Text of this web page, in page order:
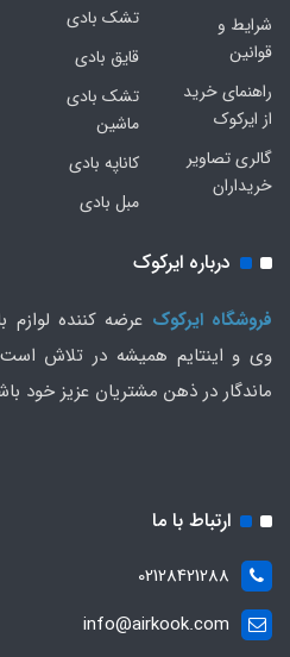
شرایط و
قوانین
راهنمای خرید
از ایرکوک
گالری تصاویر
خریداران
تشک بادی
قایق بادی
تشک بادی
ماشین
کاناپه بادی
مبل بادی
درباره ایرکوک
فروشگاه ایرکوک عرضه کننده
وی و اینتایم همیشه در تلاش
ماندگار در ذهن مشتریان عزیز خود
ارتباط با ما
02128421288
info@airkook.com